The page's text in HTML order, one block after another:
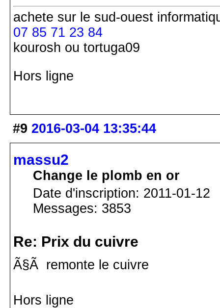
achete sur le sud-ouest
07 85 71 23 84
kourosh ou tortuga09
Hors ligne
#9 2016-03-04 13:35:44
massu2
Change le plomb en or
Date d'inscription: 2011-01-12
Messages: 3853
Re: Prix du cuivre
Ã§Ã remonte le cuivre
Hors ligne